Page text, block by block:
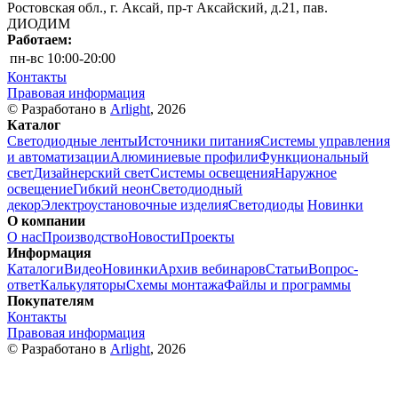
Ростовская обл., г. Аксай, пр-т Аксайский, д.21, пав.
ДИОДИМ
Работаем:
пн-вс 10:00-20:00
Контакты
Правовая информация
© Разработано в Arlight, 2026
Каталог
Светодиодные лентыИсточники питанияСистемы управления
и автоматизацииАлюминиевые профилиФункциональный
светДизайнерский светСистемы освещенияНаружное
освещениеГибкий неонСветодиодный
декорЭлектроустановочные изделияСветодиоды Новинки
О компании
О насПроизводствоНовостиПроекты
Информация
КаталогиВидеоНовинкиАрхив вебинаровСтатьиВопрос-
ответКалькуляторыСхемы монтажаФайлы и программы
Покупателям
Контакты
Правовая информация
© Разработано в Arlight, 2026